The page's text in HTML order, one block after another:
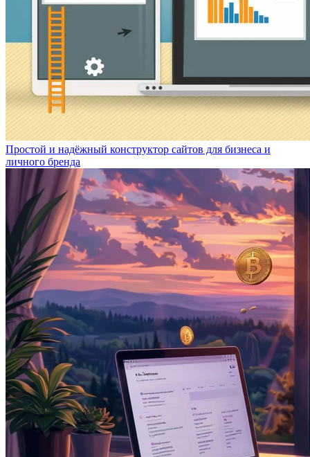
Простой и надёжный конструктор сайтов для бизнеса и
личного бренда